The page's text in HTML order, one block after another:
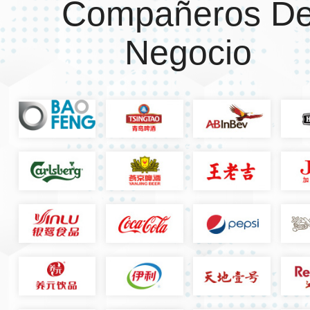
Compañeros
Negocio